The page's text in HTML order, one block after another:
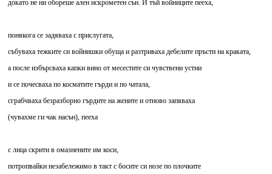
докато не ни обореше ален искрометен сън. И тъй войниците пееха,
понякога се задяваха с прислугата,
събуваха тежките си войнишки обуща и разтриваха дебелите пръсти на краката,
а после избърсваха капки вино от месестите си чувствени устни
и се почесваха по косматите гърди и по чатала,
сграбчваха безразборно гърдите на жените и отново запяваха
(чувахме ги чак насън), пееха
с лица скрити в омазнените им коси,
потропвайки незабележимо в такт с босите си нозе по плочките